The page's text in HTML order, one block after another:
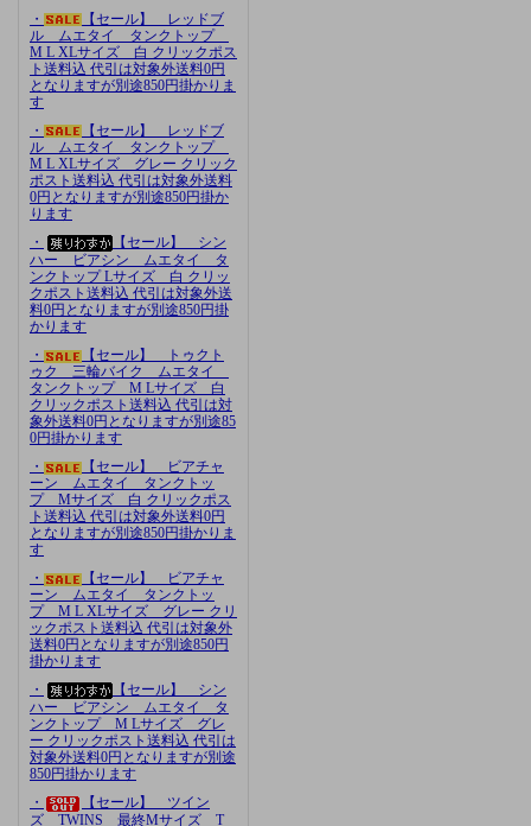
・
【セール】 レッドブ
ル ムエタイ タンクトップ
M L XLサイズ 白 クリックポス
ト送料込 代引は対象外送料0円
となりますが別途850円掛かりま
す
・
【セール】 レッドブ
ル ムエタイ タンクトップ
M L XLサイズ グレー クリック
ポスト送料込 代引は対象外送料
0円となりますが別途850円掛か
ります
・
【セール】 シン
ハー ビアシン ムエタイ タ
ンクトップ Lサイズ 白 クリッ
クポスト送料込 代引は対象外送
料0円となりますが別途850円掛
かります
・
【セール】 トゥクト
ゥク 三輪バイク ムエタイ
タンクトップ M Lサイズ 白
クリックポスト送料込 代引は対
象外送料0円となりますが別途85
0円掛かります
・
【セール】 ビアチャ
ーン ムエタイ タンクトッ
プ Mサイズ 白 クリックポス
ト送料込 代引は対象外送料0円
となりますが別途850円掛かりま
す
・
【セール】 ビアチャ
ーン ムエタイ タンクトッ
プ M L XLサイズ グレー クリ
ックポスト送料込 代引は対象外
送料0円となりますが別途850円
掛かります
・
【セール】 シン
ハー ビアシン ムエタイ タ
ンクトップ M Lサイズ グレ
ー クリックポスト送料込 代引は
対象外送料0円となりますが別途
850円掛かります
・
【セール】 ツイン
ズ TWINS 最終Mサイズ T